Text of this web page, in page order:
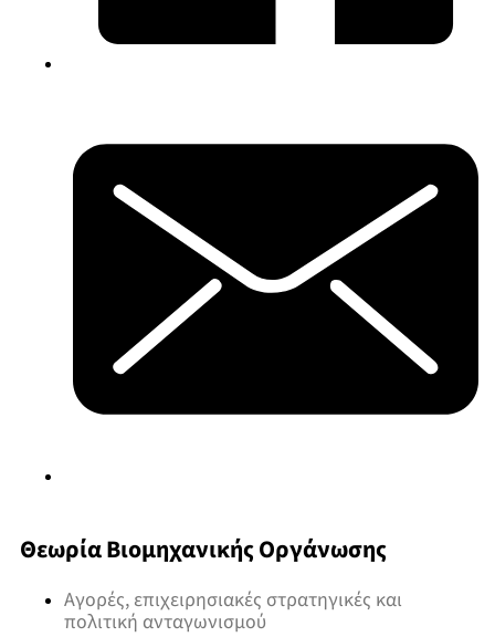
Θεωρία Βιομηχανικής Οργάνωσης
Αγορές, επιχειρησιακές στρατηγικές και
πολιτική ανταγωνισμού